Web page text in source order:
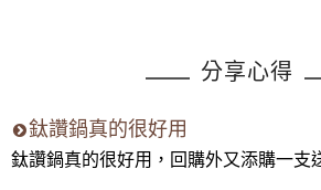
分享心得
鈦讚鍋真的很好用
鈦讚鍋真的很好用，回購外又添購一支